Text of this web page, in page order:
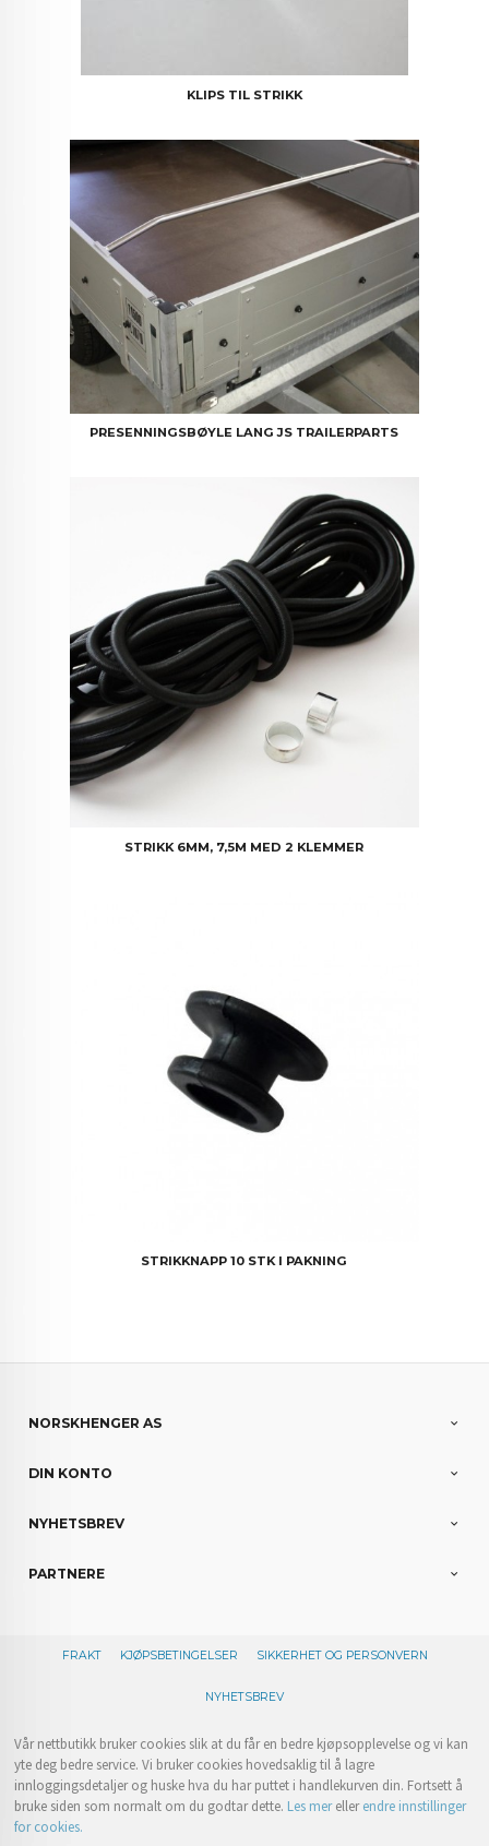
KLIPS TIL STRIKK
PRESENNINGSBØYLE LANG JS TRAILERPARTS
STRIKK 6MM, 7,5M MED 2 KLEMMER
STRIKKNAPP 10 STK I PAKNING
NORSKHENGER AS
DIN KONTO
NYHETSBREV
PARTNERE
FRAKT KJØPSBETINGELSER SIKKERHET OG PERSONVERN
NYHETSBREV
Vår nettbutikk bruker cookies slik at du får en bedre kjøpsopplevelse og vi kan
yte deg bedre service. Vi bruker cookies hovedsaklig til å lagre
innloggingsdetaljer og huske hva du har puttet i handlekurven din. Fortsett å
bruke siden som normalt om du godtar dette. Les merellerendre innstillinger
for cookies.